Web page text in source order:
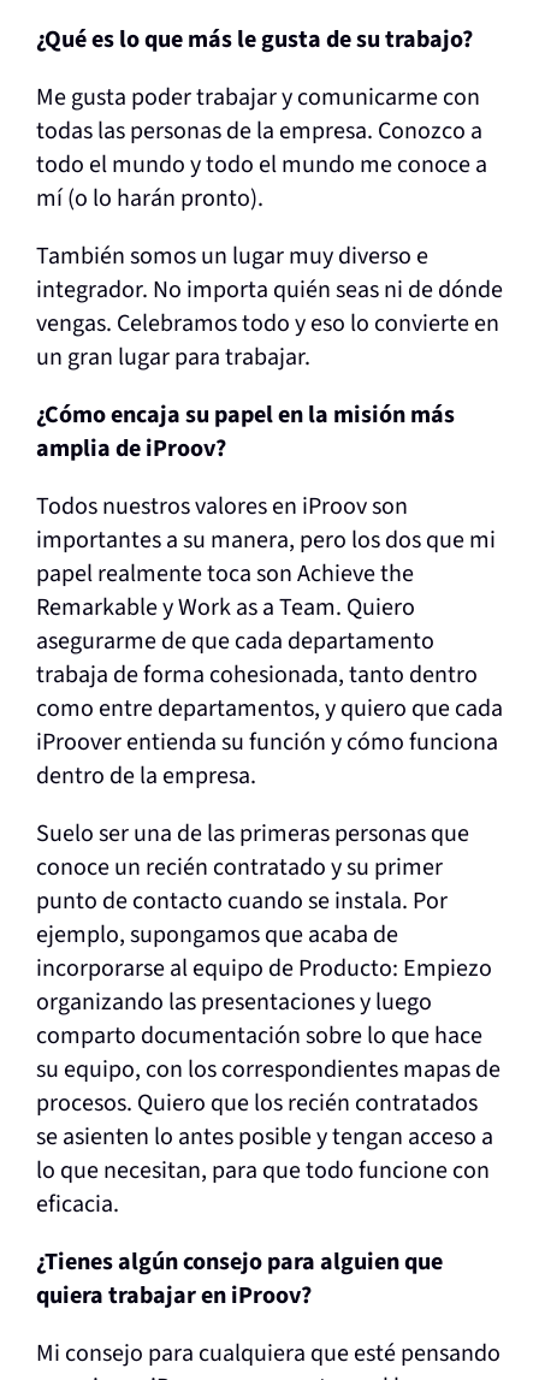
¿Qué es lo que más le gusta de su trabajo?
Me gusta poder trabajar y comunicarme con
todas las personas de la empresa. Conozco a
todo el mundo y todo el mundo me conoce a
mí (o lo harán pronto).
También somos un lugar muy diverso e
integrador. No importa quién seas ni de dónde
vengas. Celebramos todo y eso lo convierte en
un gran lugar para trabajar.
¿Cómo encaja su papel en la misión más
amplia de iProov?
Todos nuestros valores en iProov son
importantes a su manera, pero los dos que mi
papel realmente toca son Achieve the
Remarkable y Work as a Team. Quiero
asegurarme de que cada departamento
trabaja de forma cohesionada, tanto dentro
como entre departamentos, y quiero que cada
iProover entienda su función y cómo funciona
dentro de la empresa.
Suelo ser una de las primeras personas que
conoce un recién contratado y su primer
punto de contacto cuando se instala. Por
ejemplo, supongamos que acaba de
incorporarse al equipo de Producto: Empiezo
organizando las presentaciones y luego
comparto documentación sobre lo que hace
su equipo, con los correspondientes mapas de
procesos. Quiero que los recién contratados
se asienten lo antes posible y tengan acceso a
lo que necesitan, para que todo funcione con
eficacia.
¿Tienes algún consejo para alguien que
quiera trabajar en iProov?
Mi consejo para cualquiera que esté pensando